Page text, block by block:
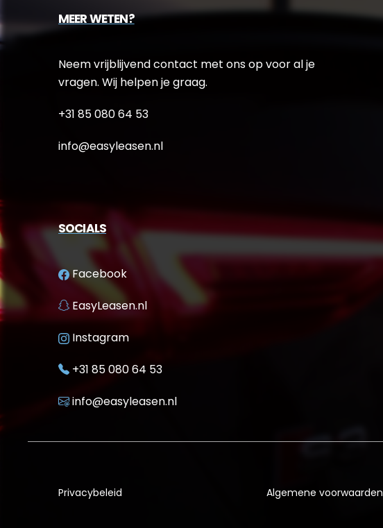
MEER WETEN?
Neem vrijblijvend contact met ons op voor al je
vragen. Wij helpen je graag.
+31 85 080 64 53
info@easyleasen.nl
SOCIALS
Facebook
EasyLeasen.nl
Instagram
+31 85 080 64 53
info@easyleasen.nl
Privacybeleid Algemene voorwaarden